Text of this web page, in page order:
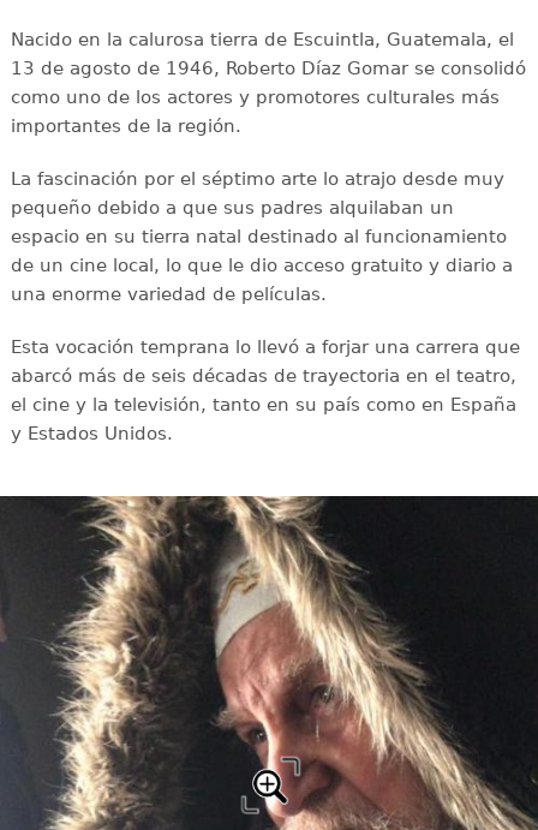
Nacido en la calurosa tierra de Escuintla, Guatemala, el
13 de agosto de 1946, Roberto Díaz Gomar se consolidó
como uno de los actores y promotores culturales más
importantes de la región.
La fascinación por el séptimo arte lo atrajo desde muy
pequeño debido a que sus padres alquilaban un
espacio en su tierra natal destinado al funcionamiento
de un cine local, lo que le dio acceso gratuito y diario a
una enorme variedad de películas.
Esta vocación temprana lo llevó a forjar una carrera que
abarcó más de seis décadas de trayectoria en el teatro,
el cine y la televisión, tanto en su país como en España
y Estados Unidos.